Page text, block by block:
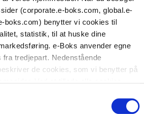
(corporate.e-boks.com, global.e-
boks.com) benytter vi cookies til
statistik, til at huske dine
e-Boks anvender egne
tredjepart. Nedenstående
de cookies, som vi benytter på
enhver tid ændre eller tilbagekalde dit
Øzlem